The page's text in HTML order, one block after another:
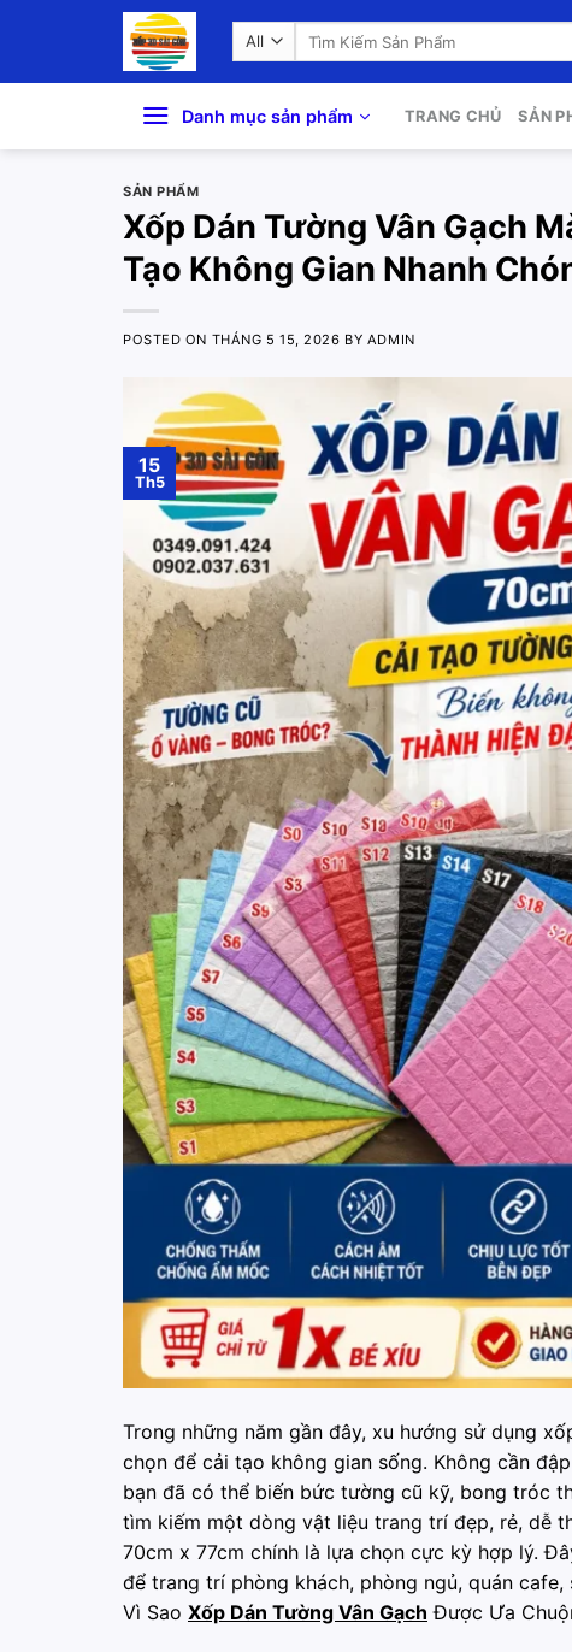
Search
Danh mục sản phẩm TRANG CHỦ SẢN
SẢN PHẨM
Xốp Dán Tường Vân Gạch
Tạo Không Gian Nhanh
POSTED ON THÁNG 5 15, 2026 BY ADMIN
15
Th5
Trong những năm gần đây, xu hướng sử dụng
chọn để cải tạo không gian sống. Không cần
bạn đã có thể biến bức tường cũ kỹ, bong tróc
tìm kiếm một dòng vật liệu trang trí đẹp, rẻ, dễ
70cm x 77cm chính là lựa chọn cực kỳ hợp lý.
để trang trí phòng khách, phòng ngủ, quán
Vì Sao Xốp Dán Tường Vân Gạch Được Ưa